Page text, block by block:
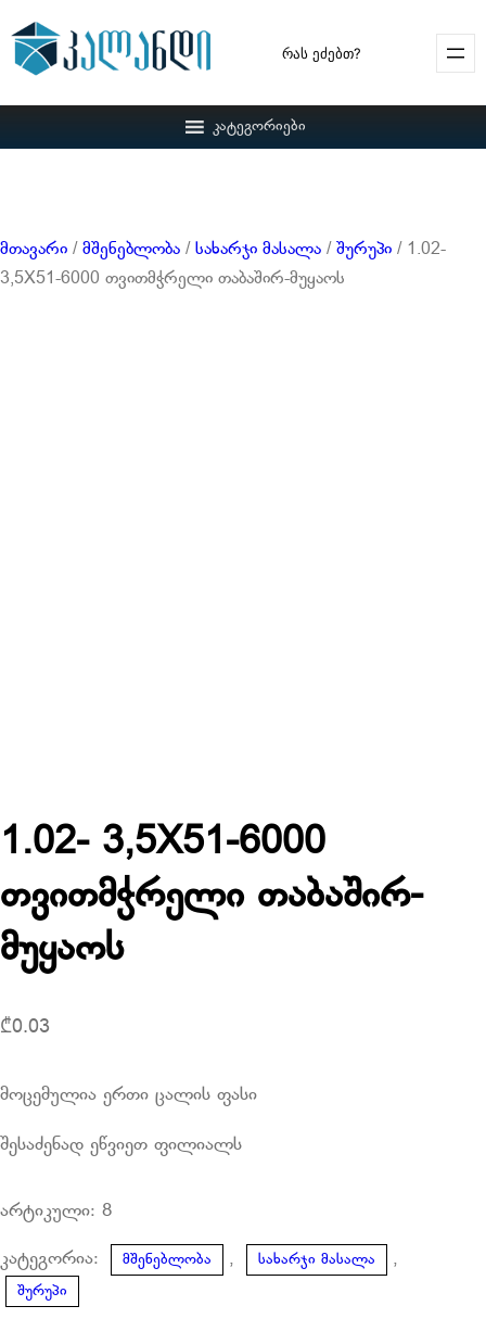
Search
კატეგორიები
მთავარი / მშენებლობა / სახარჯი მასალა / შურუპი / 1.02-
3,5X51-6000 თვითმჭრელი თაბაშირ-მუყაოს
1.02- 3,5X51-6000
თვითმჭრელი თაბაშირ-
მუყაოს
₾0.03
მოცემულია ერთი ცალის ფასი
შესაძენად ეწვიეთ ფილიალს
არტიკული: 8
კატეგორია: მშენებლობა , სახარჯი მასალა ,
შურუპი